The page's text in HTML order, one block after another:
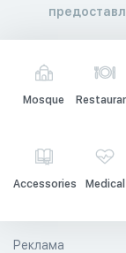
Mosque
Accessories Medical
Реклама